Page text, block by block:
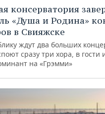
ТОРГОВЛЯ
ТЕХНОЛОГИЙ
МЕРОПРИЯТИЙ
РЕДАКЦИЯ
СПОРТА
ОБЩЕСТВА
консерватория
«Душа и Родина»
в Свияжске
ждут два больших
сразу три хора, в гости
на «Грэмми»